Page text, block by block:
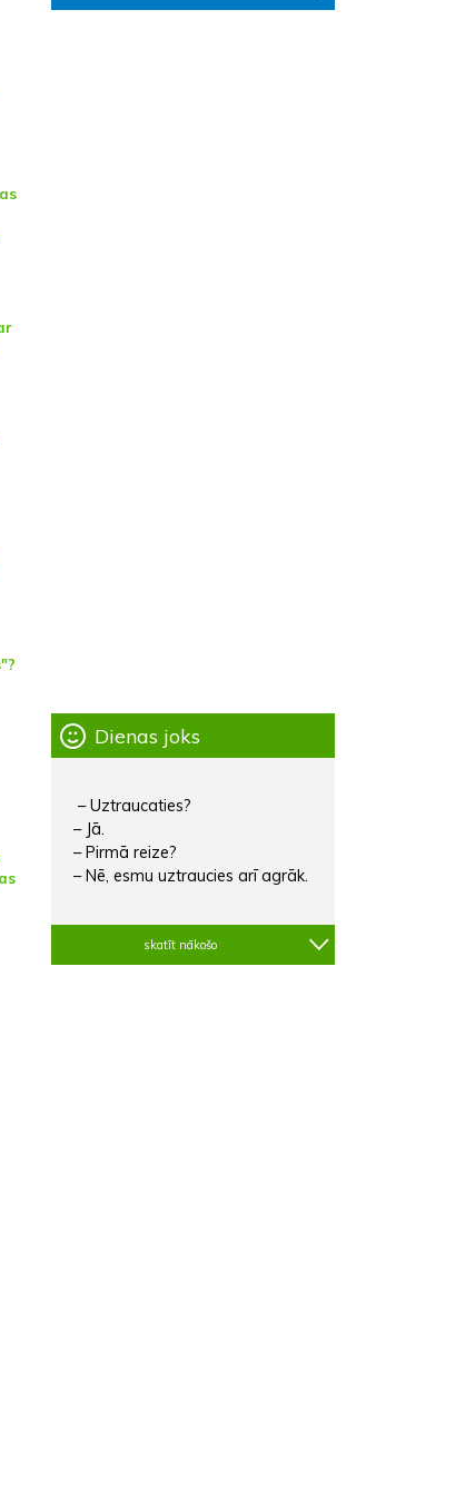
Dienas joks
– Uztraucaties?
– Jā.
– Pirmā reize?
– Nē, esmu uztraucies arī agrāk.
skatīt nākošo